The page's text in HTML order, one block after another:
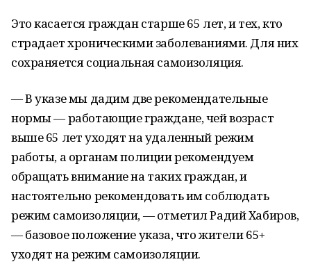
Это касается граждан старше 65 лет, и тех, кто
страдает хроническими заболеваниями. Для них
сохраняется социальная самоизоляция.
— В указе мы дадим две рекомендательные
нормы — работающие граждане, чей возраст
выше 65 лет уходят на удаленный режим
работы, а органам полиции рекомендуем
обращать внимание на таких граждан, и
настоятельно рекомендовать им соблюдать
режим самоизоляции, — отметил Радий Хабиров,
— базовое положение указа, что жители 65+
уходят на режим самоизоляции.